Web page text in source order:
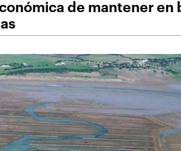
de mantener en